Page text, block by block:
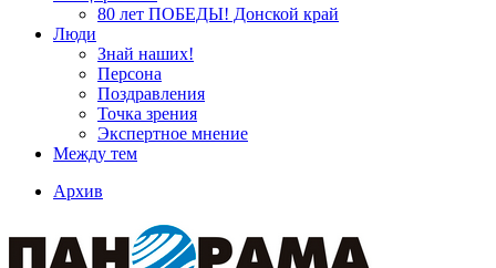
80 лет ПОБЕДЫ! Донской край
Люди
Знай наших!
Персона
Поздравления
Точка зрения
Экспертное мнение
Между тем
Архив